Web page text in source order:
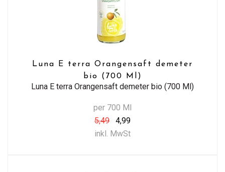
Luna E terra Orangensaft demeter
bio (700 Ml)
Luna E terra Orangensaft demeter bio (700 Ml)
per 700 Ml
5,49
4,99
inkl. MwSt